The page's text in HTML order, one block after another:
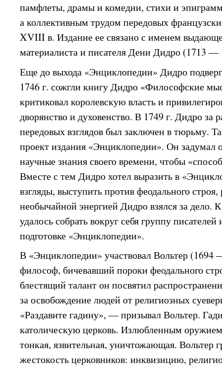
памфлеты, драмы и комедии, стихи и
а коллективным трудом передовых
XVIII в. Издание ее связано с именем
материалиста и писателя Дени Дидро (1713 —
Еще до выхода «Энциклопедии» Дидро
1746 г. сожгли книгу Дидро «Философские
критиковал королевскую власть и
дворянство и духовенство. В 1749 г. Дидро за
передовых взглядов был заключен в тюрьму.
проект издания «Энциклопедии». Он задумал
научные знания своего времени, чтобы
Вместе с тем Дидро хотел выразить в
взгляды, выступить против феодального
необычайной энергией Дидро взялся за дело.
удалось собрать вокруг себя группу
подготовке «Энциклопедии».
В «Энциклопедии» участвовал Вольтер
философ, бичевавший пороки феодального
блестящий талант он посвятил
за освобождение людей от религиозных
«Раздавите гадину», — призывал Вольтер.
католическую церковь. Излюбленным
тонкая, язвительная, уничтожающая. Вольтер
жестокость церковников: инквизицию,